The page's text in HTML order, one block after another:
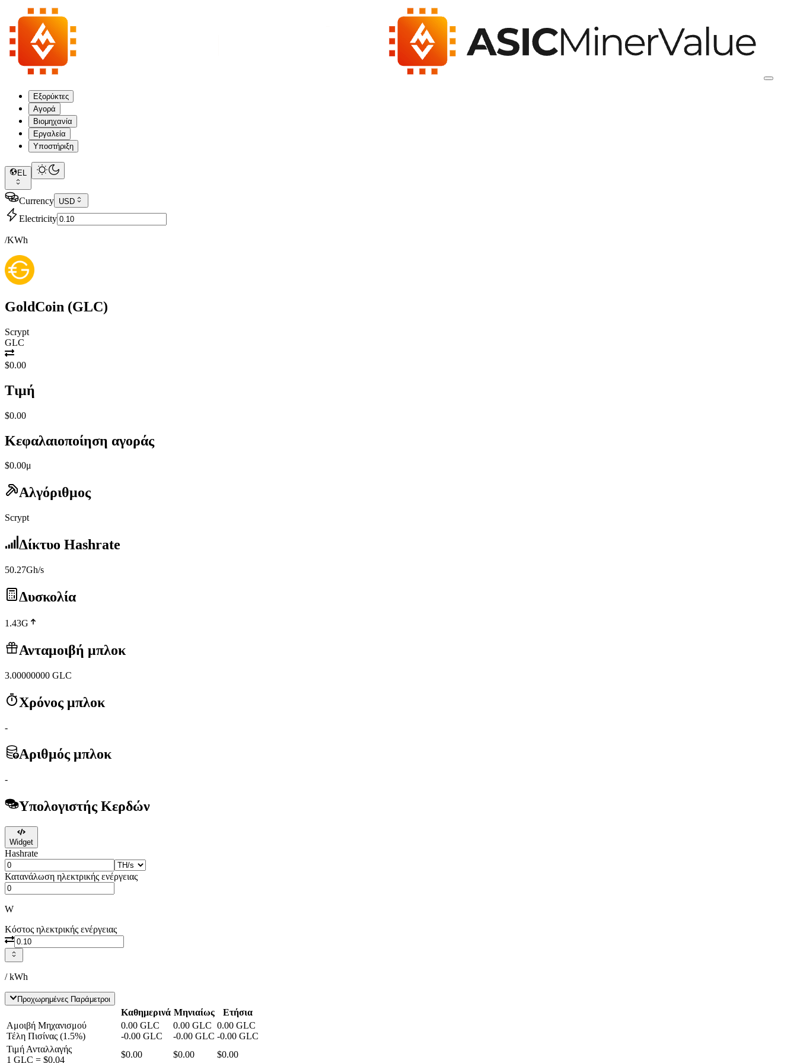
Εξορύκτες
Αγορά
Βιομηχανία
Εργαλεία
Υποστήριξη
EL
Currency USD
Electricity
/KWh
GoldCoin (GLC)
Scrypt
GLC
$0.00
Τιμή
$0.00
Κεφαλαιοποίηση αγοράς
$0.00μ
Αλγόριθμος
Scrypt
Δίκτυο Hashrate
50.27Gh/s
Δυσκολία
1.43G
Ανταμοιβή μπλοκ
3.00000000 GLC
Χρόνος μπλοκ
-
Αριθμός μπλοκ
-
Υπολογιστής Κερδών
Widget
Hashrate
Κατανάλωση ηλεκτρικής ενέργειας
W
Κόστος ηλεκτρικής ενέργειας
/ kWh
Προχωρημένες Παράμετροι
Καθημερινά Μηνιαίως
Ετήσια
Αμοιβή Μηχανισμού
Τέλη Πισίνας (1.5%)
0.00 GLC
-0.00 GLC
0.00 GLC
-0.00 GLC
0.00 GLC
-0.00 GLC
Τιμή Ανταλλαγής
1 GLC = $0.04
$0.00 $0.00 $0.00